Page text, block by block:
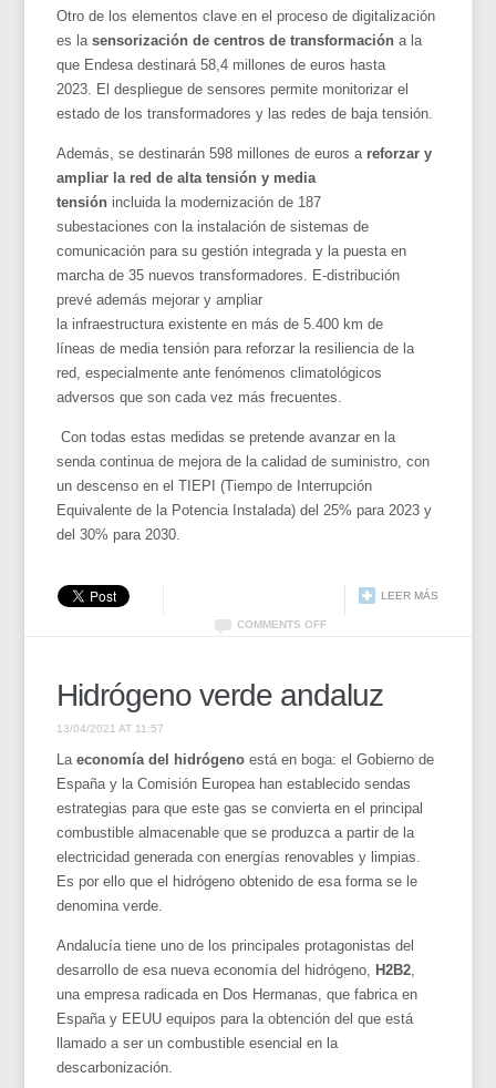
Otro de los elementos clave en el proceso de digitalización
es lasensorización de centros de transformación a la
que Endesa destinará 58,4 millones de euros hasta
2023. El despliegue de sensores permite monitorizar el
estado de los transformadores y las redes de baja tensión.
Además, se destinarán 598 millones de euros a reforzar y
ampliar la red de alta tensión y media
tensión incluida la modernización de 187
subestaciones con la instalación de sistemas de
comunicación para su gestión integrada y la puesta en
marcha de 35 nuevos transformadores. E-distribución
prevé además mejorar y ampliar
la infraestructura existente en más de 5.400 km de
líneas de media tensión para reforzar la resiliencia de la
red, especialmente ante fenómenos climatológicos
adversos que son cada vez más frecuentes.
Con todas estas medidas se pretende avanzar en la
senda continua de mejora de la calidad de suministro, con
un descenso en el TIEPI (Tiempo de Interrupción
Equivalente de la Potencia Instalada) del 25% para 2023 y
del 30% para 2030.
LEER MÁS
COMMENTS OFF
Hidrógeno verde andaluz
13/04/2021 AT 11:57
Laeconomía del hidrógeno está en boga: el Gobierno de
España y la Comisión Europea han establecido sendas
estrategias para que este gas se convierta en el principal
combustible almacenable que se produzca a partir de la
electricidad generada con energías renovables y limpias.
Es por ello que el hidrógeno obtenido de esa forma se le
denomina verde.
Andalucía tiene uno de los principales protagonistas del
desarrollo de esa nueva economía del hidrógeno, H2B2
una empresa radicada en Dos Hermanas, que fabrica en
España y EEUU equipos para la obtención del que está
llamado a ser un combustible esencial en la
descarbonización.